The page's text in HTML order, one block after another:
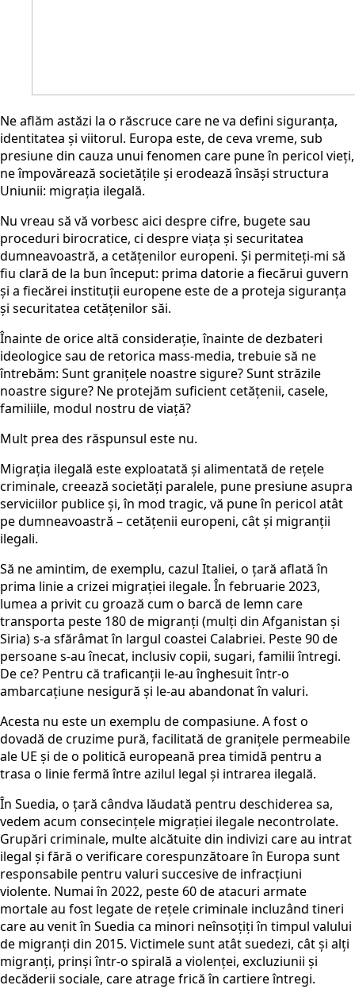
Neaflăm astăzi la o răscrucecare neva defini siguranța,
identitatea și viitorul. Europa este, de ceva vreme, sub
presiune din cauza unui fenomen care pune în pericol vieți,
ne împovărează societățile și erodează însăși structura
Uniunii: migrația ilegală.
Nu vreau să vă vorbesc aici despre cifre, bugete sau
proceduri birocratice, ci despre viața și securitatea
dumneavoastră, a cetățenilor europeni. Și permiteți-mi să
fiu clară de la bun început: prima datorie a fiecărui guvern
și a fiecărei instituții europene este de a proteja siguranța
și securitatea cetățenilorsăi.
Înainte de orice altă considerație, înainte de dezbateri
ideologice sau de retorica mass-media, trebuie să ne
întrebăm: Sunt granițele noastre sigure? Sunt străzile
noastre sigure? Ne protejăm suficient cetățenii, casele,
familiile, modul nostru de viață?
Mult prea des răspunsul este nu.
Migrația ilegală este exploatată și alimentată de rețele
criminale, creează societăți paralele, pune presiune asupra
serviciilor publice și, în mod tragic, vă pune în pericol atât
pe dumneavoastră –cetățenii europeni, cât și migranții
ilegali.
Să ne amintim, de exemplu, cazul Italiei, o țară aflată în
prima linie a crizei migrației ilegale. În februarie 2023,
lumea a privit cu groază cum o barcă de lemn care
transporta peste 180 de migranți (mulți din Afganistan și
Siria) s-a sfărâmat în largul coastei Calabriei. Peste 90 de
persoane s-au înecat, inclusiv copii, sugari, familii întregi.
De ce? Pentru că traficanții le-au înghesuit într-o
ambarcațiune nesigură și le-au abandonat în valuri.
Acesta nu este un exemplu de compasiune. A fost o
dovadă de cruzime pură, facilitată de granițele permeabile
ale UE și de o politică europeană prea timidă pentru a
trasa o linie fermă între azilul legal și intrarea ilegală.
În Suedia, o țară cândva lăudată pentru deschiderea sa,
vedem acum consecințele migrației ilegale necontrolate.
Grupări criminale, multe alcătuite din indivizi care au intrat
ilegal și fără o verificare corespunzătoare în Europa sunt
responsabile pentru valuri succesive de infracțiuni
violente. Numai în 2022, peste 60 de atacuri armate
mortale au fost legate de rețele criminale incluzând tineri
careau venit în Suedia ca minori neînsoțiți în timpul valului
de migranți din 2015. Victimele sunt atât suedezi, cât și alți
migranți, prinși într-o spirală a violenței, excluziunii și
decăderii sociale, care atrage frică în cartiere întregi.